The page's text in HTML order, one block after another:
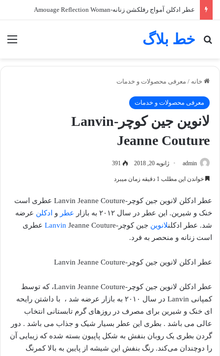
عطر ادکلن آمواج رفلکشن زنانه-Amouage Reflection Woman
خط بلاگ
جستجو برای
خانه / معرفی محصولات و خدمات
معرفی محصولات و خدمات
لانوین جین کوچر-Lanvin
Jeanne Couture
admin ژانویه 20, 2018 391
خواندن این مطلب 1 دقیقه زمان میبرد
عطر ادکلن لانوین جین کوچر-Lanvin Jeanne Couture عطری است
خنک و شیرین. این عطر در سال ۲۰۱۲ به بازار
عطر و ادکلن عرضه
شد. عطر ادکلنلانوین جین کوچر- Lanvin Jeanne Couture عطری
است زنانه و منحصر به فرد.
عطر ادکلن لانوین جین کوچر-Lanvin Jeanne Couture
عطر ادکلن لانوین جین کوچر-Lanvin Jeanne Couture، که توسط
کمپانی Lanvin در سال ۲۰۱۰ به بازار عرضه شد ، با داشتن رایحه
ای خنک و شیرین برای مصرف در روزهای گرم تابستانی انتخاب
عالی می باشد . بطری این عطر بسیار شیک و جذاب می باشد . دور
گردن بطری یک روبان بنفش به شکل پاپیون بسته شده که زیبایی آن
را دوچندان می‌کند. رنگ بنفش این شیشه از پایین به بالا کمرنگ